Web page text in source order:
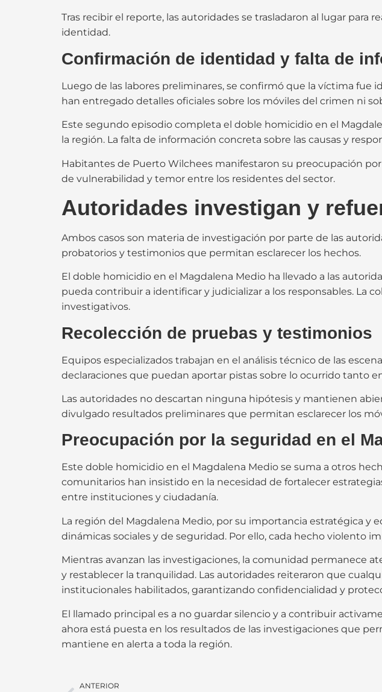
Tras recibir el reporte, las autoridades se trasladaron al lugar
identidad.
Confirmación de identidad y falta de
Luego de las labores preliminares, se confirmó que la víctima fue
han entregado detalles oficiales sobre los móviles del crimen ni
Este segundo episodio completa el doble homicidio en el
la región. La falta de información concreta sobre las causas y
Habitantes de Puerto Wilchees manifestaron su preocupación
de vulnerabilidad y temor entre los residentes del sector.
Autoridades investigan y
Ambos casos son materia de investigación por parte de las
probatorios y testimonios que permitan esclarecer los hechos.
El doble homicidio en el Magdalena Medio ha llevado a las
pueda contribuir a identificar y judicializar a los responsables. La
investigativos.
Recolección de pruebas y testimonios
Equipos especializados trabajan en el análisis técnico de las
declaraciones que puedan aportar pistas sobre lo ocurrido tanto
Las autoridades no descartan ninguna hipótesis y mantienen
divulgado resultados preliminares que permitan esclarecer los
Preocupación por la seguridad en el
Este doble homicidio en el Magdalena Medio se suma a otros
comunitarios han insistido en la necesidad de fortalecer
entre instituciones y ciudadanía.
La región del Magdalena Medio, por su importancia estratégica
dinámicas sociales y de seguridad. Por ello, cada hecho violento
Mientras avanzan las investigaciones, la comunidad permanece
y restablecer la tranquilidad. Las autoridades reiteraron que
institucionales habilitados, garantizando confidencialidad y
El llamado principal es a no guardar silencio y a contribuir
ahora está puesta en los resultados de las investigaciones que
mantiene en alerta a toda la región.
ANTERIOR